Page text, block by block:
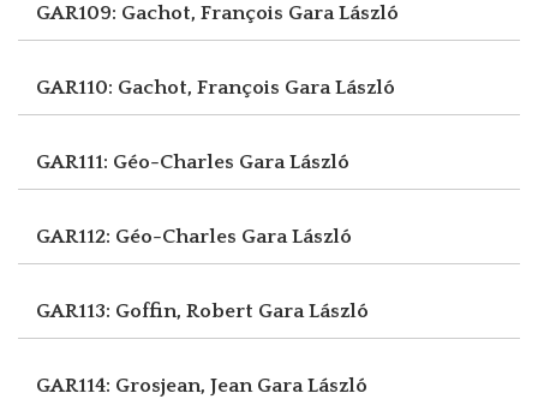
GAR109: Gachot, François Gara László
GAR110: Gachot, François Gara László
GAR111: Géo-Charles Gara László
GAR112: Géo-Charles Gara László
GAR113: Goffin, Robert Gara László
GAR114: Grosjean, Jean Gara László